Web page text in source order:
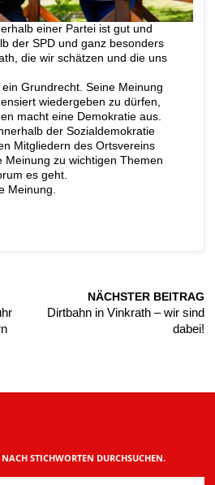
einer Partei ist gut und
der SPD und ganz besonders
die wir schätzen und die uns
Grundrecht. Seine Meinung
wiedergeben zu dürfen,
macht eine Demokratie aus.
der Sozialdemokratie
Mitgliedern des Ortsvereins
Meinung zu wichtigen Themen
es geht.
Meinung.
NÄCHSTER BEITRAG
Dirtbahn in Vinkrath – wir sind
dabei!
STICHWORTEN DURCHSUCHEN.